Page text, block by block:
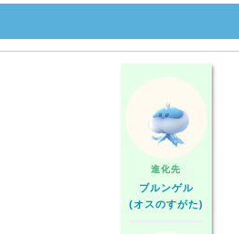
(オスのす
がた)" widt
進化先
ブルンゲル
(オスのすがた)